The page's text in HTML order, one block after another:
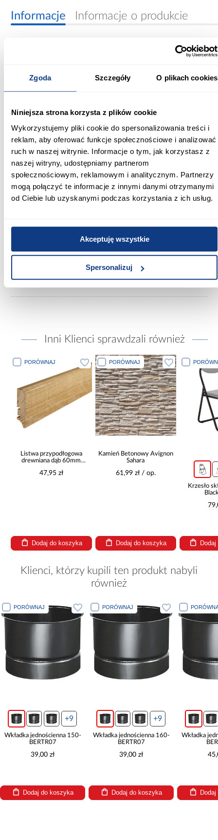
Zgoda Szczegóły O plikach cookies
Niniejsza strona korzysta z plików cookie
Wykorzystujemy pliki cookie do spersonalizowania treści i
reklam, aby oferować funkcje społecznościowe i analizować
ruch w naszej witrynie. Informacje o tym, jak korzystasz z
naszej witryny, udostępniamy partnerom
społecznościowym, reklamowym i analitycznym. Partnerzy
mogą połączyć te informacje z innymi danymi otrzymanymi
od Ciebie lub uzyskanymi podczas korzystania z ich usług.
Akceptuję wszystkie
Spersonalizuj
Informacje Informacje o produkcie
Średnica [mm]:
120
Zastosowanie/przenaczenie:
przewody dymowe
Długość [m]:
0,12
Grubość blachy:
2 mm
blacha czarna gatunek DC01
Inni Klienci sprawdzali również
PORÓWNAJ
Listwa przypodłogowa
drewniana dąb 60mm
47,95 zł
Dodaj do koszyka
PORÓWNAJ
Kamień Betonowy Avignon
Sahara
61,99 zł / op.
Dodaj do koszyka
Krzesło
Klienci, którzy kupili ten produkt nabyli
również
PORÓWNAJ
+9
Wkładka jednościenna 150-
BERTR07
39,00 zł
Dodaj do koszyka
PORÓWNAJ
+9
Wkładka jednościenna 160-
BERTR07
39,00 zł
Dodaj do koszyka
Wkładka